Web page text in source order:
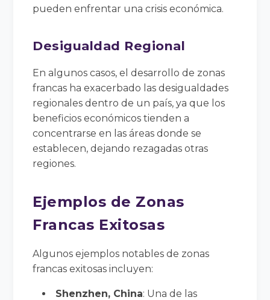
pueden enfrentar una crisis económica.
Desigualdad Regional
En algunos casos, el desarrollo de zonas
francas ha exacerbado las desigualdades
regionales dentro de un país, ya que los
beneficios económicos tienden a
concentrarse en las áreas donde se
establecen, dejando rezagadas otras
regiones.
Ejemplos de Zonas
Francas Exitosas
Algunos ejemplos notables de zonas
francas exitosas incluyen:
Shenzhen, China: Una de las